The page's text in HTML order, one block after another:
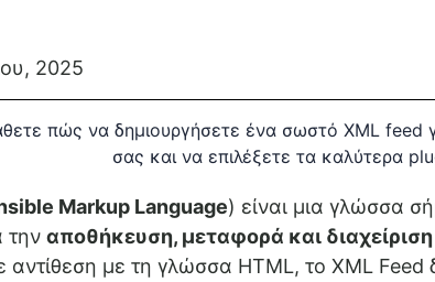
2025
Markup Language) είναι μια γλώσσα
την αποθήκευση, μεταφορά και
με τη γλώσσα HTML, το XML Feed